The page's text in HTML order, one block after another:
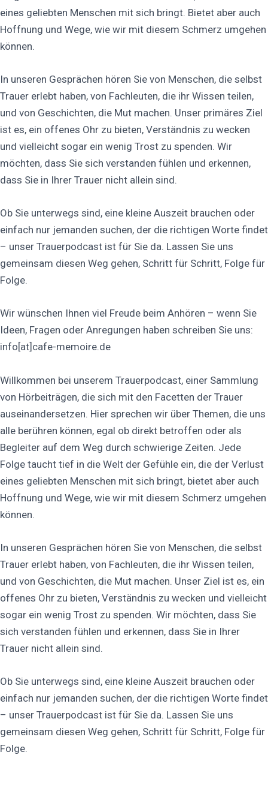
eines geliebten Menschen mit sich bringt. Bietet aber auch
Hoffnung und Wege, wie wir mit diesem Schmerz umgehen
können.
In unseren Gesprächen hören Sie von Menschen, die selbst
Trauer erlebt haben, von Fachleuten, die ihr Wissen teilen,
und von Geschichten, die Mut machen. Unser primäres Ziel
ist es, ein offenes Ohr zu bieten, Verständnis zu wecken
und vielleicht sogar ein wenig Trost zu spenden. Wir
möchten, dass Sie sich verstanden fühlen und erkennen,
dass Sie in Ihrer Trauer nicht allein sind.
Ob Sie unterwegs sind, eine kleine Auszeit brauchen oder
einfach nur jemanden suchen, der die richtigen Worte findet
– unser Trauerpodcast ist für Sie da. Lassen Sie uns
gemeinsam diesen Weg gehen, Schritt für Schritt, Folge für
Folge.
Wir wünschen Ihnen viel Freude beim Anhören – wenn Sie
Ideen, Fragen oder Anregungen haben schreiben Sie uns:
info[at]cafe-memoire.de
Willkommen bei unserem Trauerpodcast, einer Sammlung
von Hörbeiträgen, die sich mit den Facetten der Trauer
auseinandersetzen. Hier sprechen wir über Themen, die uns
alle berühren können, egal ob direkt betroffen oder als
Begleiter auf dem Weg durch schwierige Zeiten. Jede
Folge taucht tief in die Welt der Gefühle ein, die der Verlust
eines geliebten Menschen mit sich bringt, bietet aber auch
Hoffnung und Wege, wie wir mit diesem Schmerz umgehen
können.
In unseren Gesprächen hören Sie von Menschen, die selbst
Trauer erlebt haben, von Fachleuten, die ihr Wissen teilen,
und von Geschichten, die Mut machen. Unser Ziel ist es, ein
offenes Ohr zu bieten, Verständnis zu wecken und vielleicht
sogar ein wenig Trost zu spenden. Wir möchten, dass Sie
sich verstanden fühlen und erkennen, dass Sie in Ihrer
Trauer nicht allein sind.
Ob Sie unterwegs sind, eine kleine Auszeit brauchen oder
einfach nur jemanden suchen, der die richtigen Worte findet
– unser Trauerpodcast ist für Sie da. Lassen Sie uns
gemeinsam diesen Weg gehen, Schritt für Schritt, Folge für
Folge.